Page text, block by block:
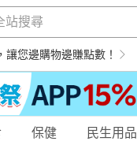
讓您邊購物邊賺點數！
保健 民生用品